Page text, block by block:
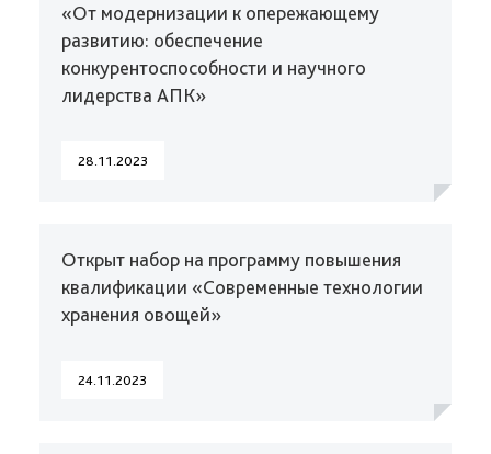
«От модернизации к опережающему
развитию: обеспечение
конкурентоспособности и научного
лидерства АПК»
28.11.2023
Открыт набор на программу повышения
квалификации «Современные технологии
хранения овощей»
24.11.2023